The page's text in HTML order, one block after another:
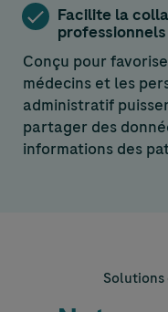
Facilite la
Conçu pour
médecins et les
administratif
partager des
informations des
Solutions